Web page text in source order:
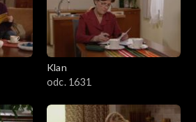
Klan
odc. 1631